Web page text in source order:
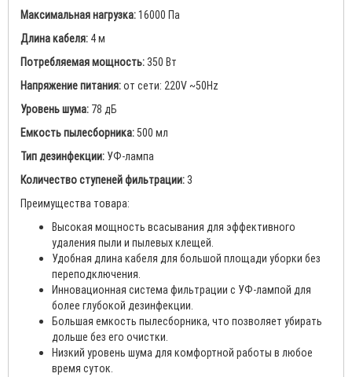
Максимальная нагрузка:16000 Па
Длина кабеля: 4 м
Потребляемая мощность: 350 Вт
Напряжение питания:от сети: 220V ~50Hz
Уровень шума: 78 дБ
Емкость пылесборника:500 мл
Тип дезинфекции: УФ-лампа
Количество ступеней фильтрации: 3
Преимущества товара:
Высокая мощность всасывания для эффективного
удаления пыли и пылевых клещей.
Удобная длина кабеля для большой площади уборки без
переподключения.
Инновационная система фильтрации с УФ-лампой для
более глубокой дезинфекции.
Большая емкость пылесборника, что позволяет убирать
дольше без его очистки.
Низкий уровень шума для комфортной работы в любое
время суток.